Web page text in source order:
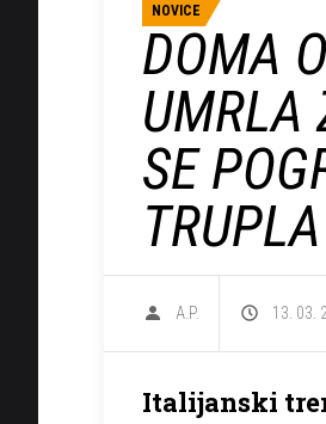
NOVICE
DOMA
UMRLA
SE
TRUPLA
A.P. 13. 03.
Italijanski